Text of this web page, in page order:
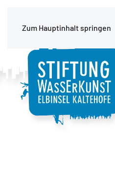
Zum Hauptinhalt springen